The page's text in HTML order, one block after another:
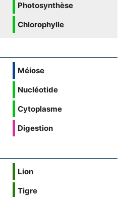
Photosynthèse
Chlorophylle
Méiose
Nucléotide
Cytoplasme
Digestion
Lion
Tigre